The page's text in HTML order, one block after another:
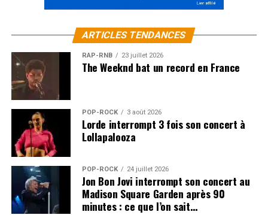
ARTICLES TENDANCES
RAP-RNB 23 juillet 2026
The Weeknd bat un record en France
POP-ROCK 3 août 2026
Lorde interrompt 3 fois son concert à
Lollapalooza
POP-ROCK 24 juillet 2026
Jon Bon Jovi interrompt son concert au
Madison Square Garden après 90
minutes : ce que l’on sait…